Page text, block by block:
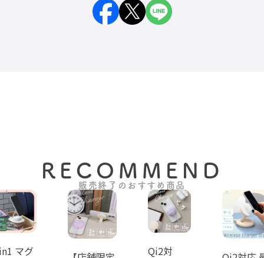
グ、金属製のケースや、クレジッ
PD30W未満の充電器では充電が
できませんのでご注意くださ
RECOMMEND
販売終了のおすすめ商品
マグ
Qi2対